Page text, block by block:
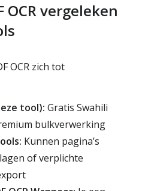
OCR vergeleken
OCR zich tot
tool): Gratis Swahili
bulkverwerking
Kunnen pagina’s
of verplichte